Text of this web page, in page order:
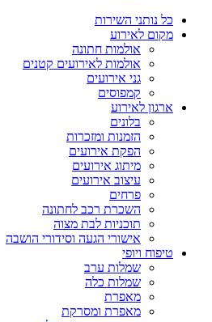
כל נותני השירות
מקום לאירוע
אולמות חתונה
אולמות לאירועים קטנים
גני אירועים
קמפוסים
ארגון לאירוע
בלונים
הזמנות ומזכרות
הפקת אירועים
מיתוג אירועים
עיצוב אירועים
פרחים
השכרת רכב לחתונה
תוכניות לבת מצוה
אישורי הגעה וסידורי הושבה
טיפוח ויופי
שמלות ערב
שמלות כלה
מאפרת
מאפרת ומסרקת